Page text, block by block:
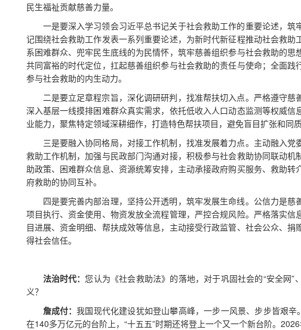
民生福祉贡献慈善力量。
一是要深入学习领会习近平总书记关于社会救助工作的重要论述，
记围绕社会救助工作发表一系列重要论述，为新时代新征程推动社会救
系困难群众、兜牢民生底线的为民情怀，筑牢慈善组织参与社会救助的
共同富裕的时代定位，扛起慈善组织参与社会救助的责任与使命；全面
参与社会救助的内生动力。
二是要立足章程宗旨，深化调研研判，找准帮扶切入点。严格遵守慈
深入基层一线摸排困难群众真实需求，依托低收入人口动态监测等权威
业能力，聚焦特定领域深耕细作，打造特色帮扶项目，避免盲目扩张和同
三是要融入协同格局，对接工作机制，找准发展着力点。主动融入
救助工作机制，加强与民政部门沟通对接，积极参与社会救助协同联动
助政策、困难群众信息、资源统筹安排，主动承接政府购买服务、救助
府救助的协同互补。
四是要完善内部治理，坚持公开透明，筑牢发展生命线。公信力是慈
项目执行、资金使用、物资发放全流程管理，严控合规风险。严格落实
目进展、资金明细、帮扶成效等信息，主动接受行政监管、社会公众、
得社会信任。
法治时代：您认为《社会救助法》的落地，对于巩固社会的“安全网
义？
詹成付：我国现代化建设犹如登山攀高峰，一步一风景、步步皆艰
在140多万亿元的台阶上，“十五五”时期还将登上一个又一个新台阶。